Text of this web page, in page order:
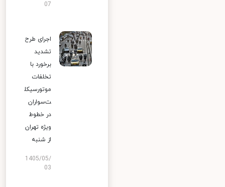
07
اجرای طرح
تشدید
برخورد با
تخلفات
موتورسیکل
ت‌سواران
در خطوط
ویژه تهران
از شنبه
1405/05/
03